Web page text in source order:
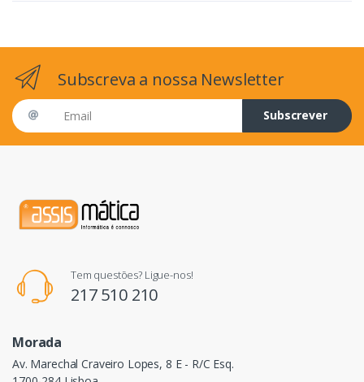
Subscreva a nossa Newsletter
Email address
Subscrever
Tem questões? Ligue-nos!
217 510 210
Morada
Av. Marechal Craveiro Lopes, 8 E - R/C Esq.